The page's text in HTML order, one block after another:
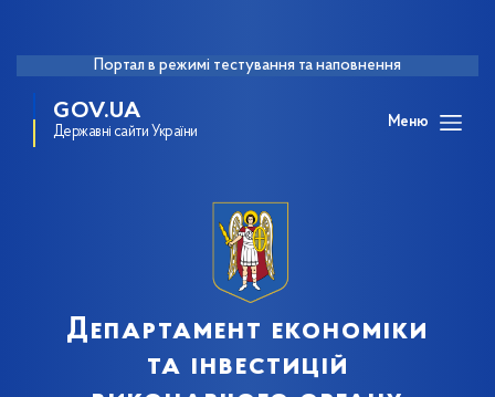
Портал в режимі тестування та наповнення
GOV.UA
Державні сайти України
Меню
Департамент економіки
та інвестицій